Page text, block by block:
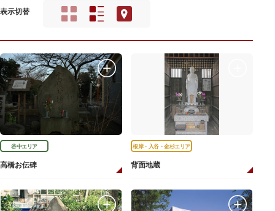
表示切替
谷中エリア
高橋お伝碑
根岸・入谷・金杉エリア
背面地蔵